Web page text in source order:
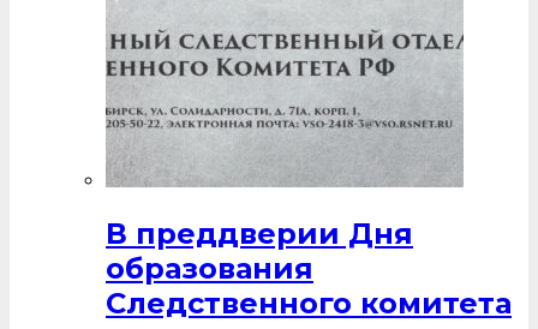
В преддверии Дня
образования
Следственного комитета